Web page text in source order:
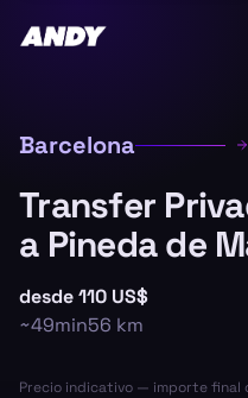
Barcelona
Transfer
a Pineda de
desde110 US$
~49min56 km
Precio indicativo — importe final